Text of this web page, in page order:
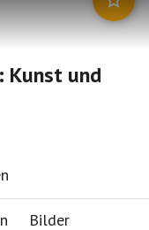
Kunst und
Bilder